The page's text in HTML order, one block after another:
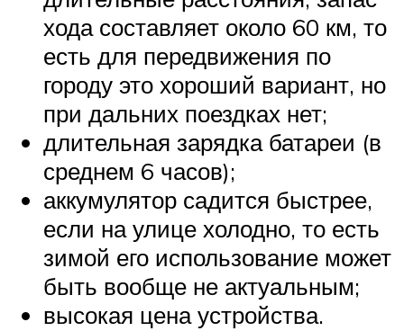
хода составляет около 60 км, то
есть для передвижения по
городу это хороший вариант, но
при дальних поездках нет;
длительная зарядка батареи (в
среднем 6 часов);
аккумулятор садится быстрее,
если на улице холодно, то есть
зимой его использование может
быть вообще не актуальным;
высокая цена устройства.